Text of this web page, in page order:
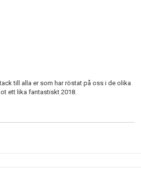
till alla er som har röstat på oss i de olika
ett lika fantastiskt 2018.